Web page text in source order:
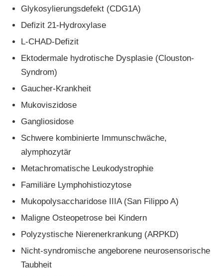
Glykosylierungsdefekt (CDG1A)
Defizit 21-Hydroxylase
L-CHAD-Defizit
Ektodermale hydrotische Dysplasie (Clouston-
Syndrom)
Gaucher-Krankheit
Mukoviszidose
Gangliosidose
Schwere kombinierte Immunschwäche,
alymphozytär
Metachromatische Leukodystrophie
Familiäre Lymphohistiozytose
Mukopolysaccharidose IIIA (San Filippo A)
Maligne Osteopetrose bei Kindern
Polyzystische Nierenerkrankung (ARPKD)
Nicht-syndromische angeborene neurosensorische
Taubheit